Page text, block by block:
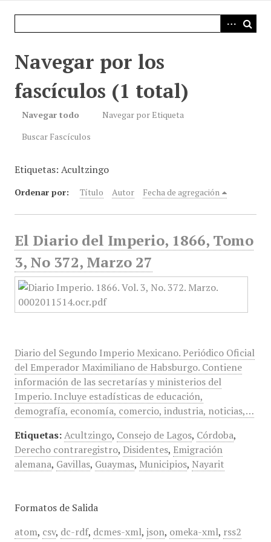
Navegar por los
fascículos (1 total)
Navegar todo
Navegar por Etiqueta
Buscar Fascículos
Etiquetas: Acultzingo
Ordenar por: Título Autor Fecha de agregación
El Diario del Imperio, 1866, Tomo
3, No 372, Marzo 27
Diario del Segundo Imperio Mexicano. Periódico Oficial
del Emperador Maximiliano de Habsburgo. Contiene
información de las secretarías y ministerios del
Imperio. Incluye estadísticas de educación,
demografía, economía, comercio, industria, noticias,…
Etiquetas: Acultzingo, Consejo de Lagos, Córdoba,
Derecho contraregistro, Disidentes, Emigración
alemana, Gavillas, Guaymas, Municipios, Nayarit
Formatos de Salida
atom, csv, dc-rdf, dcmes-xml, json, omeka-xml, rss2